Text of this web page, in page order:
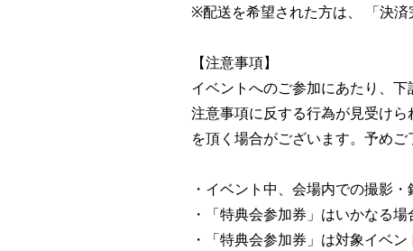
※配送を希望された方は、 「決済
【注意事項】
イベントへのご参加にあたり、下
注意事項に反する行為が見受け
を頂く場合がございます。予めご
・イベント中、会場内での撮影
・「特典会参加券」はいかなる
・「特典会参加券」は対象イベ